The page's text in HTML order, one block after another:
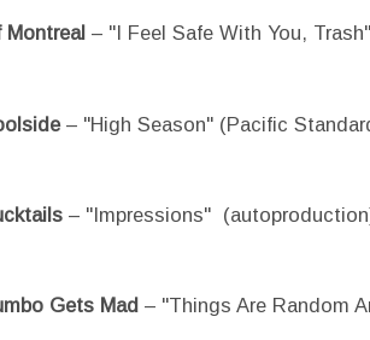
Montreal – "I Feel Safe With You, Trash"
– "High Season" (Pacific
– "Impressions"
Gets Mad – "Things Are Random